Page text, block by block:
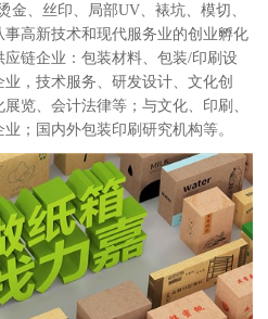
金、丝印、局部UV、裱坑、模切、
高新技术和现代服务业的创业孵化
链企业：包装材料、包装/印刷设
，技术服务、研发设计、文化创
览、会计法律等；与文化、印刷、
；国内外包装印刷研究机构等。